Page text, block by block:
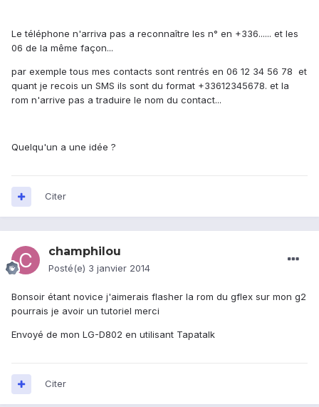
Le téléphone n'arriva pas a reconnaître les n° en +336...... et les
06 de la même façon...
par exemple tous mes contacts sont rentrés en 06 12 34 56 78 et
quant je recois un SMS ils sont du format +33612345678. et la
rom n'arrive pas a traduire le nom du contact...
Quelqu'un a une idée ?
Citer
champhilou
Posté(e) 3 janvier 2014
Bonsoir étant novice j'aimerais flasher la rom du gflex sur mon g2
pourrais je avoir un tutoriel merci
Envoyé de mon LG-D802 en utilisant Tapatalk
Citer